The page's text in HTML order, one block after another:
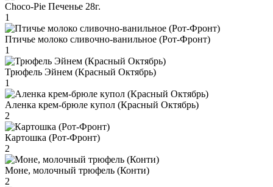
Choco-Pie Печенье 28г.
1
Птичье молоко сливочно-ванильное (Рот-Фронт)
1
Трюфель Эйнем (Красный Октябрь)
1
Аленка крем-брюле купол (Красный Октябрь)
2
Картошка (Рот-Фронт)
2
Моне, молочный трюфель (Конти)
2